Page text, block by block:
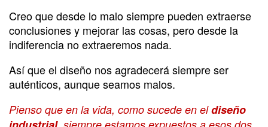
Creo que desde lo malo siempre pueden extraerse
conclusiones y mejorar las cosas, pero desde la
indiferencia no extraeremos nada.
Así que el diseño nos agradecerá siempre ser
auténticos, aunque seamos malos.
Pienso que en la vida, como sucede en eldiseño